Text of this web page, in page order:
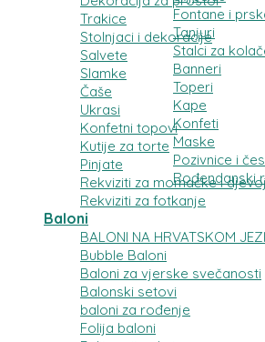
Trakice
Fontane i
Stolnjaci i dekoracije
Tanjuri
Salvete
Stalci za
Slamke
Banneri
Čaše
Toperi
Ukrasi
Kape
Konfetni topoviKonfeti
Kutije za torte Maske
Pinjate
Pozivnice i
Rekviziti za momačke i
Rođendanski
Rekviziti za fotkanje
Baloni
BALONI NA HRVATSKOM
Bubble Baloni
Baloni za vjerske svečanosti
Balonski setovi
baloni za rođenje
Folija baloni